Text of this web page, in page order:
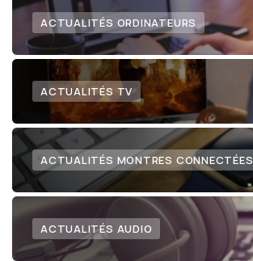
ACTUALITÉS ORDINATEURS
ACTUALITÉS TV
ACTUALITÉS MONTRES CONNECTÉES
ACTUALITÉS AUDIO